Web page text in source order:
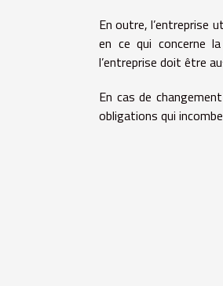
En outre, l’entreprise
en ce qui concerne
l’entreprise doit être
En cas de
obligations qui